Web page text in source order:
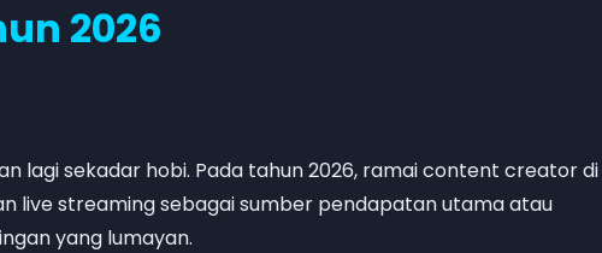
2026
lagi sekadar hobi. Pada tahun 2026, ramai content creator di
live streaming sebagai sumber pendapatan utama atau
yang lumayan.